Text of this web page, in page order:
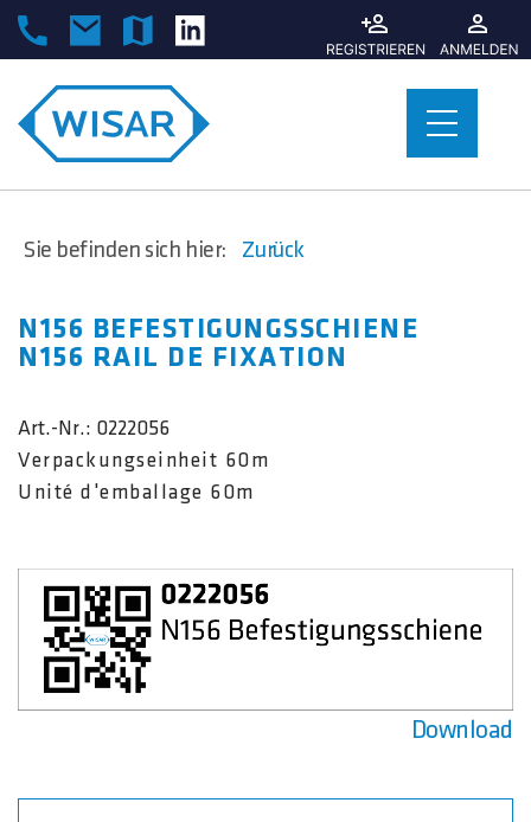
Sie befinden sich hier: Zurück
N156 BEFESTIGUNGSSCHIENE
N156 RAIL DE FIXATION
Art.-Nr.: 0222056
Verpackungseinheit 60m
Unité d'emballage 60m
Download